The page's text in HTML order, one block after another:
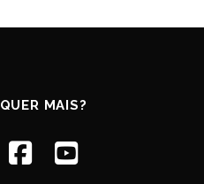
QUER MAIS?